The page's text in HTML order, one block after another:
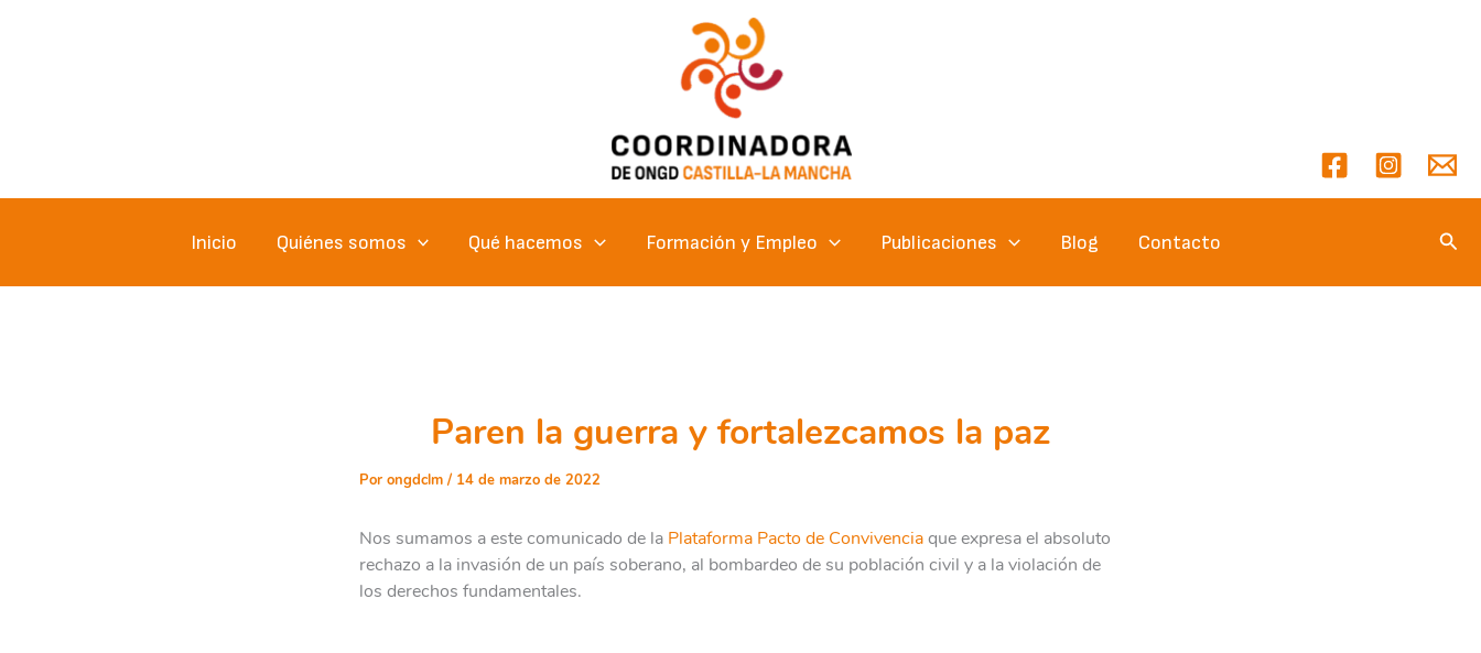
Inicio Quiénes somos Qué hacemos Formación y Empleo Publicaciones Blog Contacto
Paren la guerra y fortalezcamos la paz
Por ongdclm / 14 de marzo de 2022
Nos sumamos a este comunicado de la Plataforma Pacto de Convivenciaque expresa el absoluto
rechazo a la invasión de un país soberano, al bombardeo de su población civil y a la violación de
los derechos fundamentales.